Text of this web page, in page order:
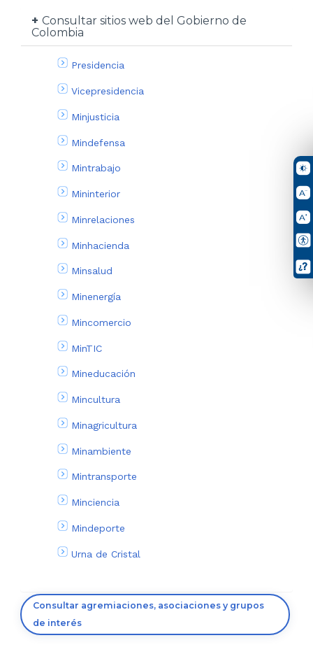
Consultar sitios web del Gobierno de
Colombia
Presidencia
Vicepresidencia
Minjusticia
Mindefensa
Mintrabajo
Mininterior
Minrelaciones
Minhacienda
Minsalud
Minenergía
Mincomercio
MinTIC
Mineducación
Mincultura
Minagricultura
Minambiente
Mintransporte
Minciencia
Mindeporte
Urna de Cristal
Consultar agremiaciones, asociaciones y grupos
de interés